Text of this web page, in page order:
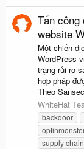
Tấn công
website
Một chiến
WordPress
trạng rủi ro
hợp pháp
Theo
WhiteHat
backdoor
supply